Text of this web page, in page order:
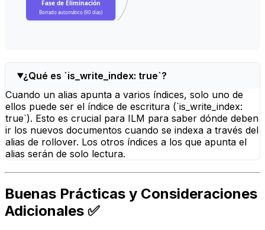
Fase de Eliminación
Borrado automático (90 días)
¿Qué es `is_write_index: true`?
Cuando un alias apunta a varios índices, solo uno de
ellos puede ser el índice de escritura (`is_write_index:
true`). Esto es crucial para ILM para saber dónde deben
ir los nuevos documentos cuando se indexa a través del
alias de rollover. Los otros índices a los que apunta el
alias serán de solo lectura.
Buenas Prácticas y Consideraciones
Adicionales ✅